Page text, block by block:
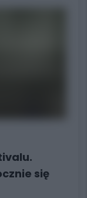
się